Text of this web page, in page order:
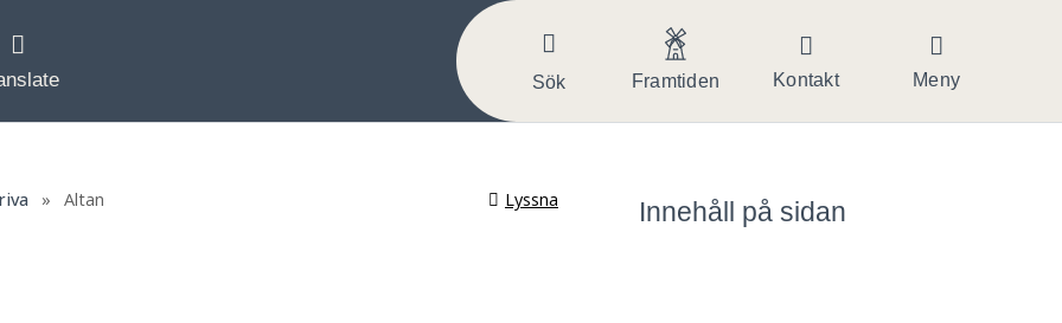
Sök Framtiden Kontakt Meny
» Altan Lyssna Innehåll på sidan